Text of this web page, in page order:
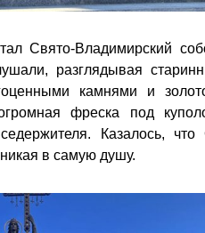
Свято-Владимирский
разглядывая
камнями и
фреска под
Казалось, что
в самую душу.